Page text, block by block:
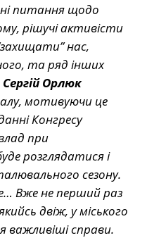
питання щодо
рішучі активісти
нас,
та ряд інших
Сергій Орлюк
мотивуючи це
Конгресу
при
розглядатися і
сезону.
Вже не перший раз
двіж, у міського
важливіші справи.